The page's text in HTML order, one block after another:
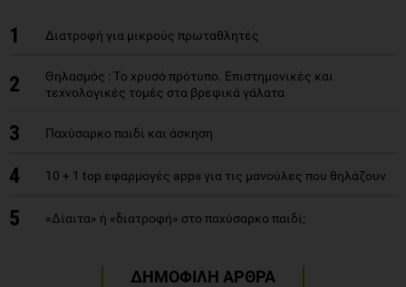
1 Διατροφή για μικρούς πρωταθλητές
2
Θηλασμός : Tο χρυσό πρότυπο. Επιστημονικές και
τεχνολογικές τομές στα βρεφικά γάλατα
3 Παχύσαρκο παιδί και άσκηση
4 10 + 1 top εφαρμογές apps για τις μανούλες που θηλάζουν
5 «Δίαιτα» ή «διατροφή» στο παχύσαρκο παιδί;
ΔΗΜΟΦΙΛΗ ΑΡΘΡΑ